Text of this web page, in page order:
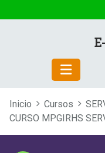
Inicio Cursos
CURSO MPGIRHS